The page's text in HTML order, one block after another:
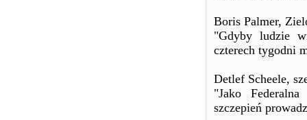
Boris Palmer,
"Gdyby ludzie
czterech tygodni
Detlef Scheele,
"Jako
szczepień